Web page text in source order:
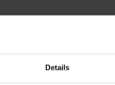
Details